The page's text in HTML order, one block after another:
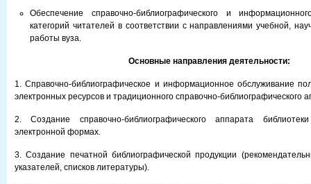
Обеспечение справочно-библиографического и
категорий читателей в соответствии с направлениями учебной,
работы вуза.
Основные направления деятельности:
1. Справочно-библиографическое и информационное обслуживание
электронных ресурсов и традиционного справочно-библиографического
2. Создание справочно-библиографического аппарата
электронной формах.
3. Создание печатной библиографической продукции
указателей, списков литературы).